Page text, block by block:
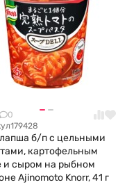
0
179428
б/п с цельными
картофельным
и сыром на рыбном
Ajinomoto Knorr, 41 г